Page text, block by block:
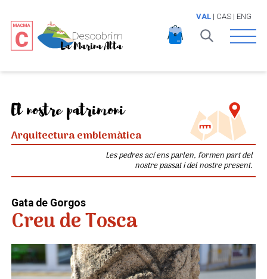
VAL| CAS| ENG
Open
El nostre patrimoni
Arquitectura emblemàtica
Les pedres ací ens parlen, formen part del
nostre passat i del nostre present.
Gata de Gorgos
Creu de Tosca